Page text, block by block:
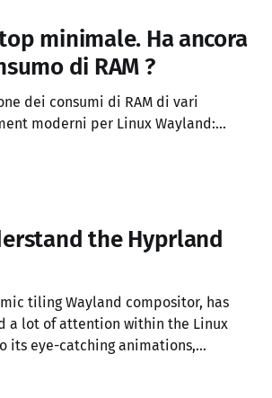
minimale. Ha ancora
di RAM ?
dei consumi di RAM di vari
moderni per Linux Wayland:
configurati con un pannello/dock e
senso parlare di RAM ? I
the Hyprland
tiling Wayland compositor, has
a lot of attention within the Linux
its eye-catching animations,
despite its growing popularity, I find